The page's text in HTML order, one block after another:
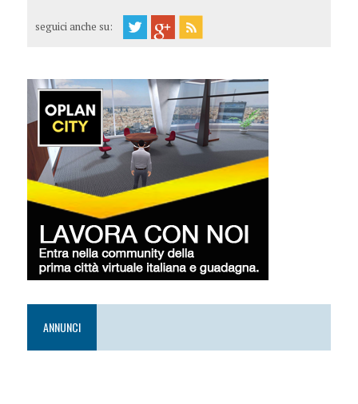
seguici anche su:
ANNUNCI